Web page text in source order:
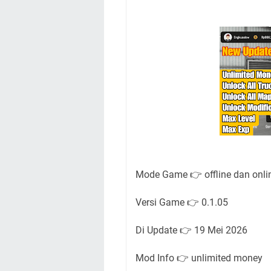
Mode Game 👉 offline dan
Versi Game 👉 0.1.05
Di Update 👉 19 Mei 2026
Mod Info 👉 unlimited money